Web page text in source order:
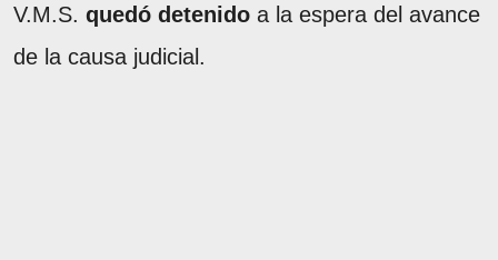
V.M.S. quedó detenido a la espera del avance
de la causa judicial.